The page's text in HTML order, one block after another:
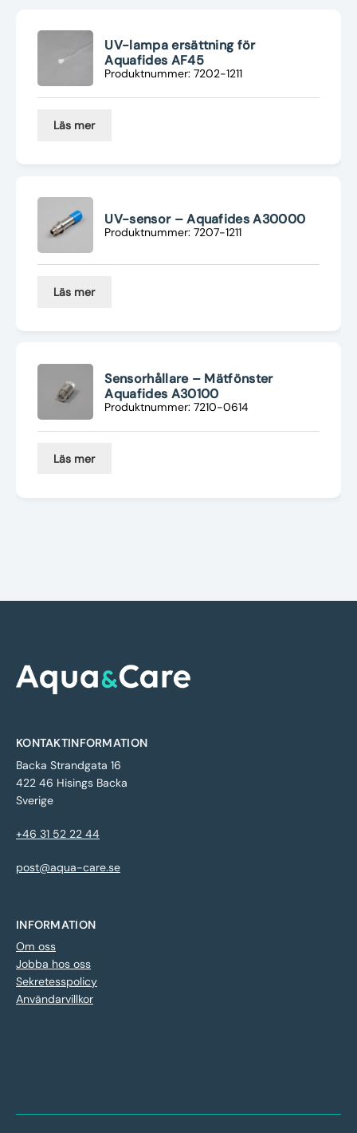
UV-lampa ersättning för
Aquafides AF45
Produktnummer: 7202-1211
Läs mer
UV-sensor – Aquafides A30000
Produktnummer: 7207-1211
Läs mer
Sensorhållare – Mätfönster
Aquafides A30100
Produktnummer: 7210-0614
Läs mer
KONTAKTINFORMATION
Backa Strandgata 16
422 46 Hisings Backa
Sverige
+46 31 52 22 44
post@aqua-care.se
INFORMATION
Om oss
Jobba hos oss
Sekretesspolicy
Användarvillkor